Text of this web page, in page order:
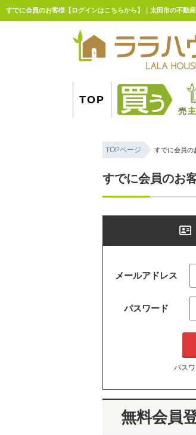
すでに会員のお客様【ログインはこちらから】｜太田市の不動
TOP
売
TOPページ すでに会員の
すでに会員のお
メールアドレス
パスワード
パス
無料会員